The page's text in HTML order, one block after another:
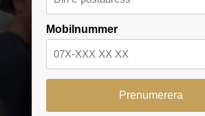
Mobilnummer